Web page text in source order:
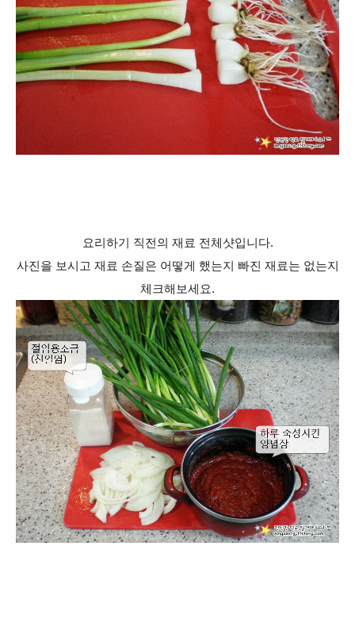
요리하기 직전의 재료 전체샷입니다.
사진을 보시고 재료 손질은 어떻게 했는지 빠진 재료는 없는지
체크해보세요.